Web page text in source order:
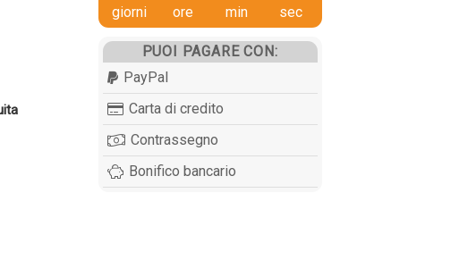
giorni
ore
min
sec
PUOI PAGARE CON:
PayPal
Carta di credito
Contrassegno
Bonifico bancario